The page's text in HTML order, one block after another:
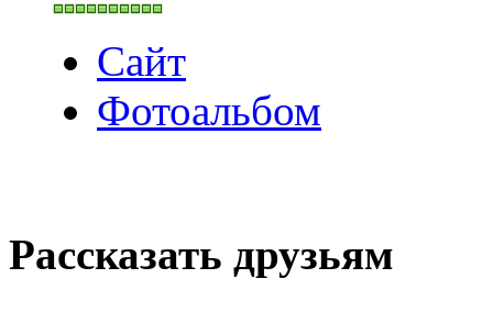
Сайт
Фотоальбом
Рассказать друзьям